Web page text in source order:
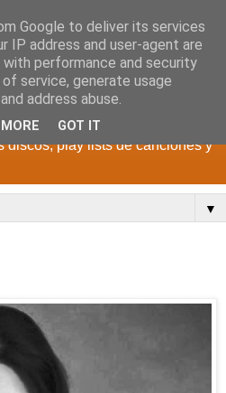
EL
LOS AÑOS 1950 a 2022.
discos, play lists de canciones y
▼
Google to deliver its services
IP address and user-agent are
performance and security
service, generate usage
address abuse.
GOT IT